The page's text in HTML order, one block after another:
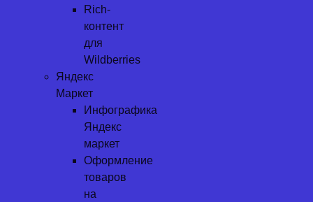
Rich-
контент
для
Wildberries
Яндекс
Маркет
Инфографика
Яндекс
маркет
Оформление
товаров
на